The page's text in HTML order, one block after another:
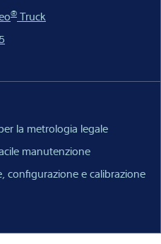
® Truck
la metrologia legale
manutenzione
configurazione e calibrazione